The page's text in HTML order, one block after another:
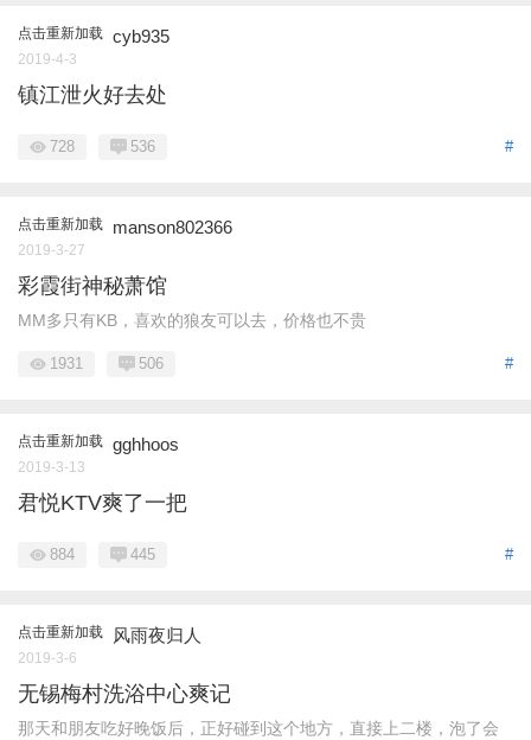
点击重新加载 cyb935
2019-4-3
镇江泄火好去处
#
728 536
点击重新加载 manson802366
2019-3-27
彩霞街神秘萧馆
MM多只有KB，喜欢的狼友可以去，价格也不贵
#
1931 506
点击重新加载 gghhoos
2019-3-13
君悦KTV爽了一把
#
884 445
点击重新加载 风雨夜归人
2019-3-6
无锡梅村洗浴中心爽记
那天和朋友吃好晚饭后，正好碰到这个地方，直接上二楼，泡了会